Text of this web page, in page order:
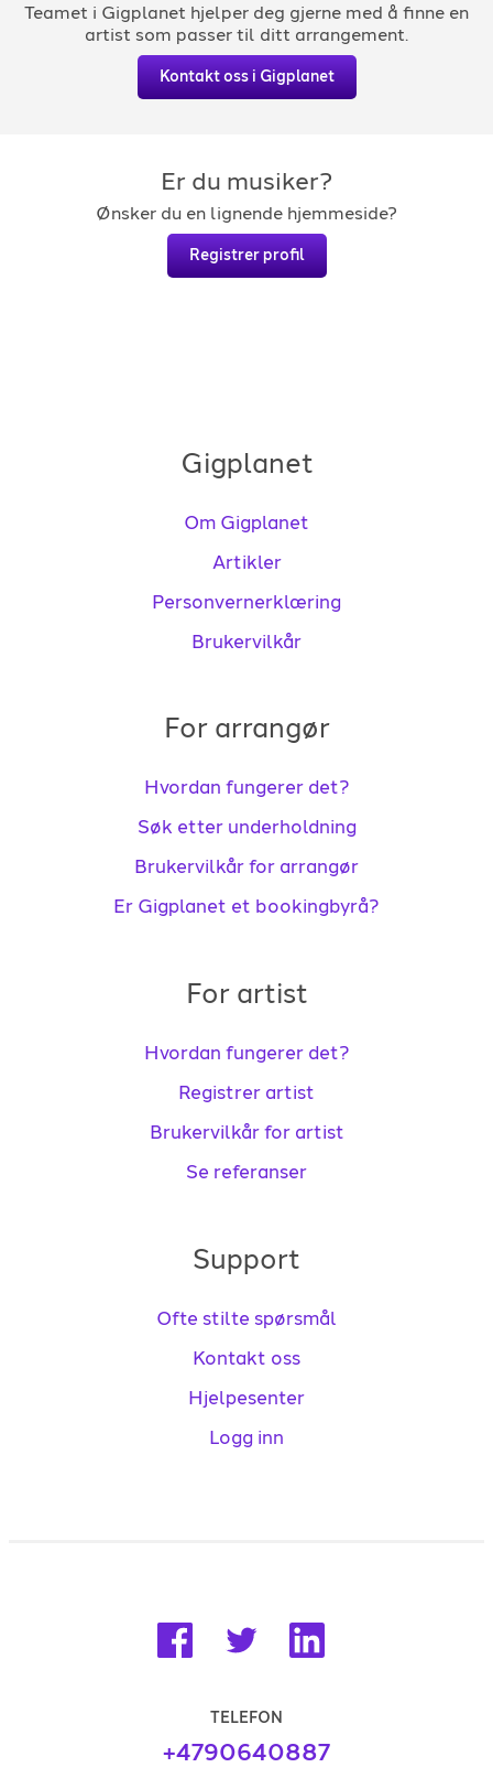
Teamet i Gigplanet hjelper deg gjerne med å finne en
artist som passer til ditt arrangement.
Kontakt oss i Gigplanet
Er du musiker?
Ønsker du en lignende hjemmeside?
Registrer profil
Gigplanet
Om Gigplanet
Artikler
Personvernerklæring
Brukervilkår
For arrangør
Hvordan fungerer det?
Søk etter underholdning
Brukervilkår for arrangør
Er Gigplanet et bookingbyrå?
For artist
Hvordan fungerer det?
Registrer artist
Brukervilkår for artist
Se referanser
Support
Ofte stilte spørsmål
Kontakt oss
Hjelpesenter
Logg inn
TELEFON
+4790640887